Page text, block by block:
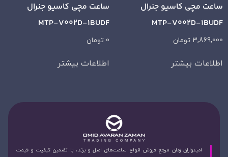
ساعت مچی کاسیو جنرال
MTP-V002D-1BUDF
3,869,000 تومان
اطلاعات بیشتر
ساعت مچی کاسیو جنرال
MTP-V002D-1BUDF
0 تومان
اطلاعات بیشتر
امیدواران زمان مرجع فروش انواع ساعت‌های اصل و برند، با تضمین کیفیت و قیمت